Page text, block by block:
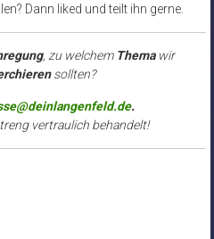
Dann liked und teilt ihn gerne.
, zu welchem Themawir
sollten?
.
vertraulich behandelt!